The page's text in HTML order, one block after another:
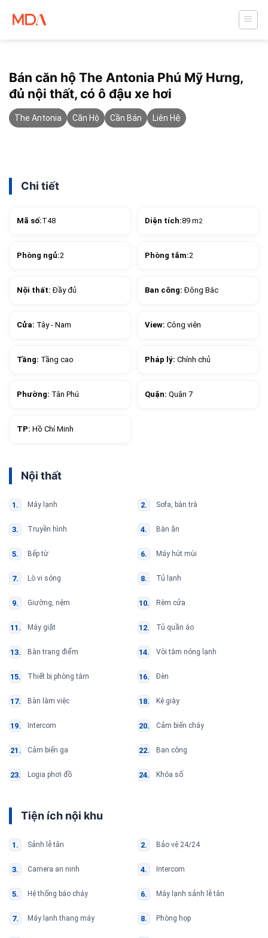
Bán căn hộ The Antonia Phú Mỹ Hưng,
đủ nội thất, có ô đậu xe hơi
The Antonia Căn Hộ Cần Bán Liên Hệ
Chi tiết
Mã số:T48 Diện tích:89 m2
Phòng ngủ:2 Phòng tắm:2
Nội thất:Đầy đủ Ban công:Đông Bắc
Cửa: Tây - Nam View: Công viên
Tầng: Tầng cao Pháp lý: Chính chủ
Phường: Tân Phú Quận: Quận 7
TP: Hồ Chí Minh
Nội thất
Máy lạnh Sofa, bàn trà
Truyền hình Bàn ăn
Bếp từ Máy hút mùi
Lò vi sóng Tủ lạnh
Giường, nệm Rèm cửa
Máy giặt Tủ quần áo
Bàn trang điểm Vòi tắm nóng lạnh
Thiết bị phòng tắm Đèn
Bàn làm việc Kệ giày
Intercom Cảm biến cháy
Cảm biến ga Ban công
Logia phơi đồ Khóa số
Tiện ích nội khu
Sảnh lễ tân Bảo vệ 24/24
Camera an ninh Intercom
Hệ thống báo cháy Máy lạnh sảnh lễ tân
Máy lạnh thang máy Phòng họp